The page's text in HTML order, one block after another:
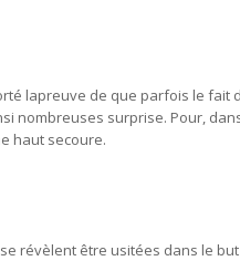
lapreuve de que parfois le fait
nombreuses surprise. Pour,
haut secoure.
révèlent être usitées dans le